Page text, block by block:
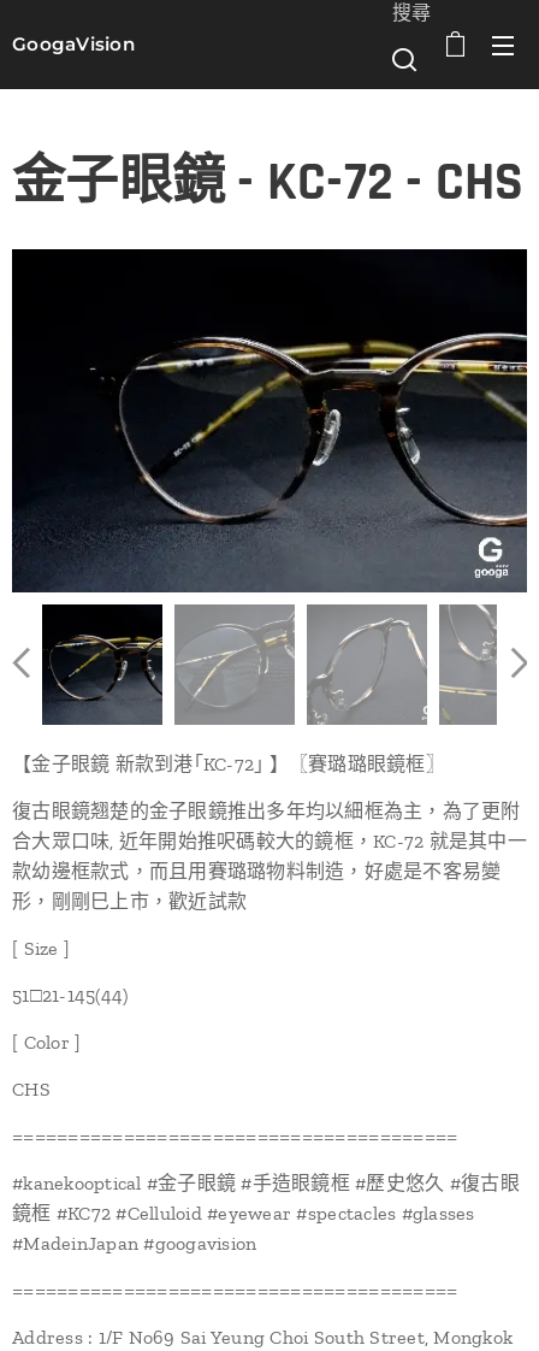
GoogaVision
搜尋
金子眼鏡 - KC-72 - CHS
【金子眼鏡 新款到港｢KC-72｣ 】〖賽璐璐眼鏡框〗
復古眼鏡翘楚的金子眼鏡推出多年均以細框為主，為了更附
合大眾口味, 近年開始推呎碼較大的鏡框，KC-72 就是其中一
款幼邊框款式，而且用賽璐璐物料制造，好處是不客易變
形，剛剛巳上市，歡近試款
[ Size ]
51□21-145(44)
[ Color ]
CHS
========================================
#kanekooptical #金子眼鏡 #手造眼鏡框 #歷史悠久 #復古眼
鏡框 #KC72 #Celluloid #eyewear #spectacles #glasses
#MadeinJapan #googavision
========================================
Address : 1/F No69 Sai Yeung Choi South Street, Mongkok